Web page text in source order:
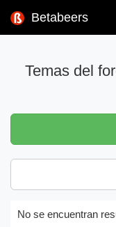
Betabeers
Temas del
No se encuentran